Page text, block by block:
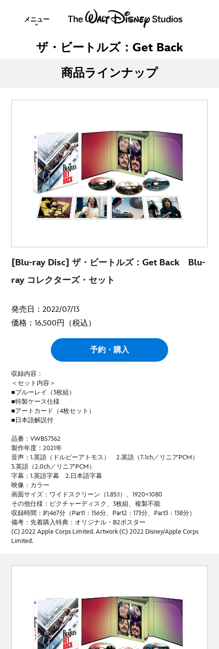
メニュー
ザ・ビートルズ：Get Back
商品ラインナップ
[Blu-ray Disc] ザ・ビートルズ：Get Back Blu-
ray コレクターズ・セット
発売日：2022/07/13
価格：16,500円（税込）
予約・購入
収録内容：
＜セット内容＞
■ブルーレイ（3枚組）
■特製ケース仕様
■アートカード（4枚セット）
■日本語解説付
品番：VWBS7362
製作年度：2021年
音声：1.英語（ドルビーアトモス） 2.英語（7.1ch／リニアPCM）
3.英語（2.0ch／リニアPCM）
字幕：1.英語字幕 2.日本語字幕
映像：カラー
画面サイズ：ワイドスクリーン（1.85:1）、1920×1080
その他仕様：ピクチャーディスク、3枚組、複製不能
収録時間：約467分（Part1：156分、Part2：173分、Part3：138分）
備考：先着購入特典：オリジナル・B2ポスター
(C) 2022 Apple Corps Limited. Artwork (C) 2022 Disney/Apple Corps
Limited.